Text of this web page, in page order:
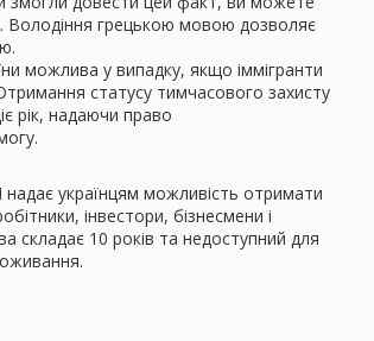
Володіння грецькою мовою дозволяє
можлива у випадку, якщо іммігранти
статусу тимчасового захисту
рік, надаючи право
надає українцям можливість отримати
інвестори, бізнесмени і
складає 10 років та недоступний для